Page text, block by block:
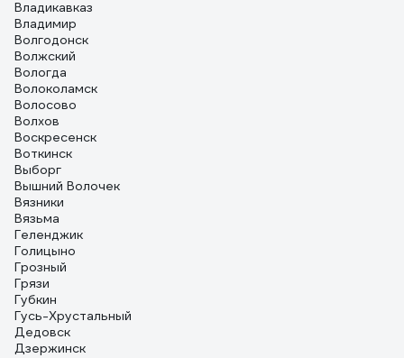
Владикавказ
Владимир
Волгодонск
Волжский
Вологда
Волоколамск
Волосово
Волхов
Воскресенск
Воткинск
Выборг
Вышний Волочек
Вязники
Вязьма
Геленджик
Голицыно
Грозный
Грязи
Губкин
Гусь-Хрустальный
Дедовск
Дзержинск